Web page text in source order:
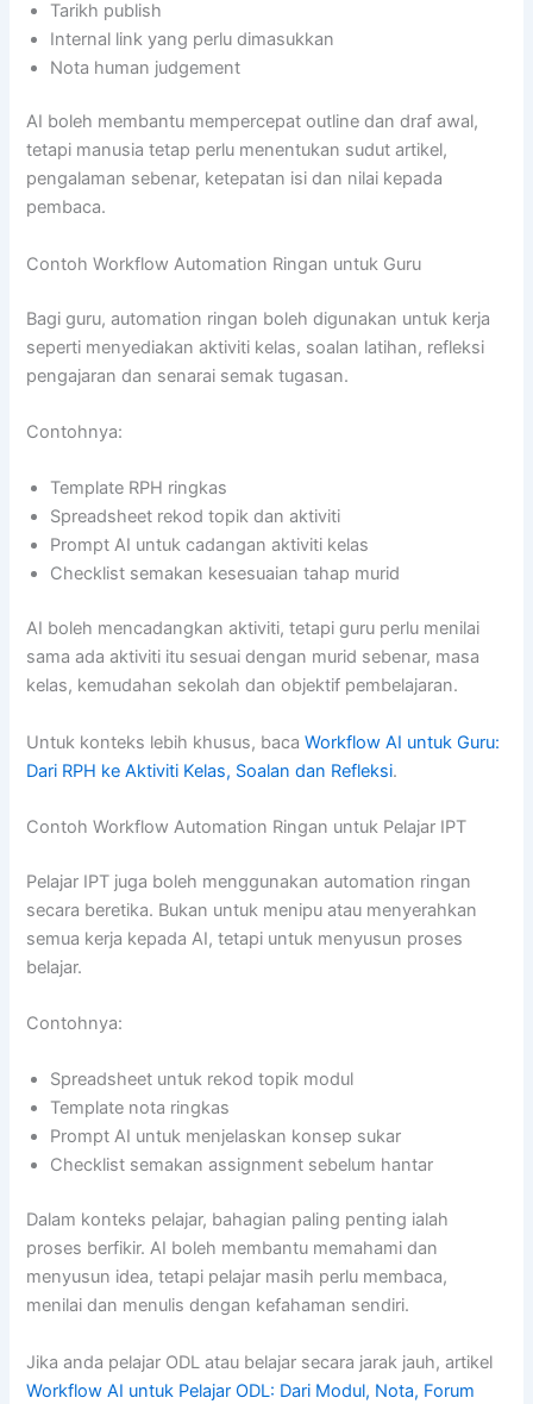
Tarikh publish
Internal link yang perlu dimasukkan
Nota human judgement
AI boleh membantu mempercepat outline dan draf awal,
tetapi manusia tetap perlu menentukan sudut artikel,
pengalaman sebenar, ketepatan isi dan nilai kepada
pembaca.
Contoh Workflow Automation Ringan untuk Guru
Bagi guru, automation ringan boleh digunakan untuk kerja
seperti menyediakan aktiviti kelas, soalan latihan, refleksi
pengajaran dan senarai semak tugasan.
Contohnya:
Template RPH ringkas
Spreadsheet rekod topik dan aktiviti
Prompt AI untuk cadangan aktiviti kelas
Checklist semakan kesesuaian tahap murid
AI boleh mencadangkan aktiviti, tetapi guru perlu menilai
sama ada aktiviti itu sesuai dengan murid sebenar, masa
kelas, kemudahan sekolah dan objektif pembelajaran.
Untuk konteks lebih khusus, bacaWorkflow AI untuk Guru:
Dari RPH ke Aktiviti Kelas, Soalan dan Refleksi.
Contoh Workflow Automation Ringan untuk Pelajar IPT
Pelajar IPT juga boleh menggunakan automation ringan
secara beretika. Bukan untuk menipu atau menyerahkan
semua kerja kepada AI, tetapi untuk menyusun proses
belajar.
Contohnya:
Spreadsheet untuk rekod topik modul
Template nota ringkas
Prompt AI untuk menjelaskan konsep sukar
Checklist semakan assignment sebelum hantar
Dalam konteks pelajar, bahagian paling penting ialah
proses berfikir. AI boleh membantu memahami dan
menyusun idea, tetapi pelajar masih perlu membaca,
menilai dan menulis dengan kefahaman sendiri.
Jika anda pelajar ODL atau belajar secara jarak jauh, artikel
Workflow AI untuk Pelajar ODL: Dari Modul, Nota, Forum